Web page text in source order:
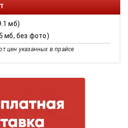
мб)
мб, без фото)
цен указанных в прайсе